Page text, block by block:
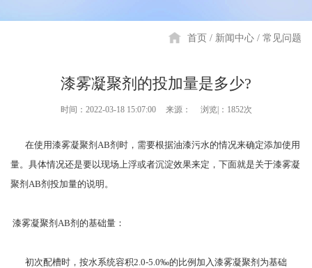
首页 新闻中心 常见问题
漆雾凝聚剂的投加量是多少?
时间：2022-03-18 15:07:00 来源： 浏览|：1852次
在使用漆雾凝聚剂AB剂时，需要根据油漆污水的情况来确定添加使用
量。具体情况还是要以现场上浮或者沉淀效果来定，下面就是关于漆雾凝
聚剂AB剂投加量的说明。
漆雾凝聚剂AB剂的基础量：
初次配槽时，按水系统容积2.0-5.0‰的比例加入漆雾凝聚剂为基础